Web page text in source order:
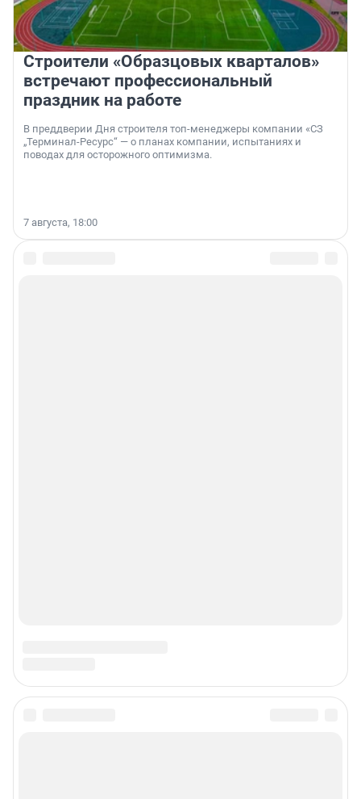
Строители «Образцовых кварталов»
встречают профессиональный
праздник на работе
В преддверии Дня строителя топ-менеджеры компании «СЗ
„Терминал-Ресурс“ — о планах компании, испытаниях и
поводах для осторожного оптимизма.
7 августа, 18:00